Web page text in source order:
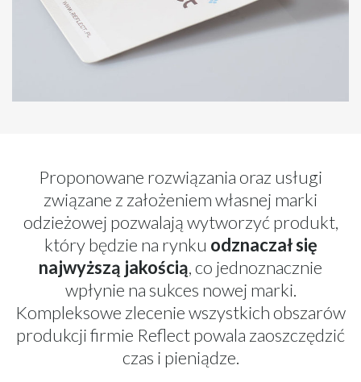
Proponowane rozwiązania oraz usługi
związane z założeniem własnej marki
odzieżowej pozwalają wytworzyć produkt,
który będzie na rynku odznaczał się
najwyższą jakością, co jednoznacznie
wpłynie na sukces nowej marki.
Kompleksowe zlecenie wszystkich obszarów
produkcji firmie Reflect powala zaoszczędzić
czas i pieniądze.